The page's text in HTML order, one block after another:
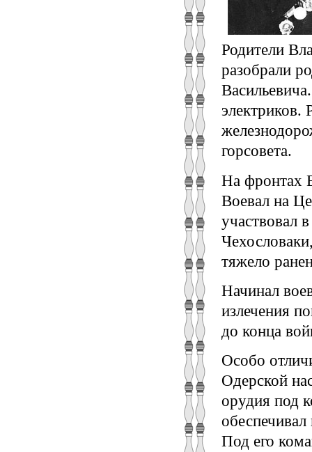
Родители
разобрали
электриков.
горсовета.
На фронтах
Воевал на
участвовал
тяжело
Начинал
излечения
до конца
Особо
Одерской
орудия под
обеспечивал
Под его